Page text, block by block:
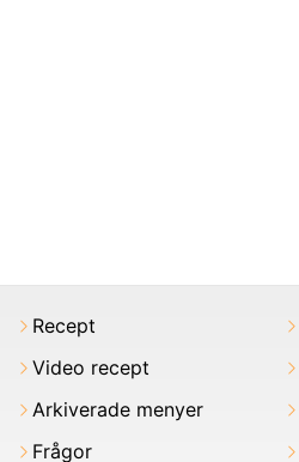
Recept
Video recept
Arkiverade menyer
Frågor